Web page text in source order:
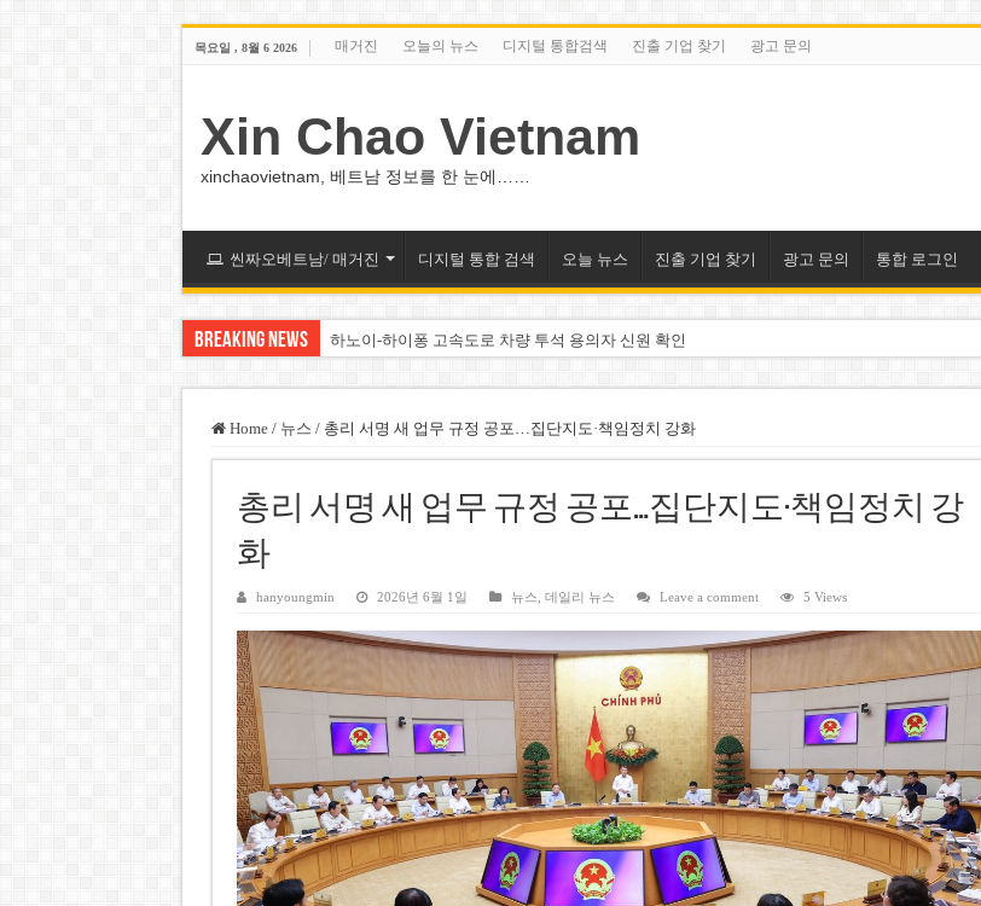
목요일 , 8월 6 2026 매거진 오늘의 뉴스 디지털 통합검색 진출 기업 찾기 광고 문의
Xin Chao Vietnam
xinchaovietnam, 베트남 정보를 한 눈에……
씬짜오베트남/ 매거진 디지털 통합 검색 오늘 뉴스 진출 기업 찾기 광고 문의 통합 로그인
Breaking News 하노이-하이퐁 고속도로 차량 투석 용의자 신원 확인
베트남주식 VN지수 1,800선 돌파 기대…증권사, 유망 종목 제시
하노이 쌍둥이 타워 99층 부지 현장…세계 최고층 빌딩 추진
하노이 부동산 시장, 아파트 선호도 급부상…토지·단독주택 주춤
베트남 전자비자 사기 웹사이트 주의…외국인 여행자 피해 경보
호주 젯스타, 내년부터 기내 수납칸 이용 유료화
베트남, 8월부터 토지·측량 처벌 강화… 기획사 코뮌 위원장 과태료 상한 50배 상향
호찌민시, 약 6,500㎡ 토지 용도변경 승인…리조트 개발 추진
Home / 뉴스 / 총리 서명 새 업무 규정 공포…집단지도·책임정치 강화
총리 서명 새 업무 규정 공포…집단지도·책임정치 강
화
hanyoungmin 2026년 6월 1일 뉴스 데일리 뉴스 Leave a comment 5 Views